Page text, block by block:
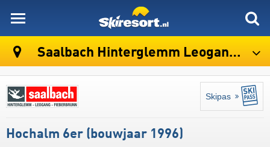
Saalbach Hinterglemm Leogang Fieberbrunn (Skicircus)
Skipas
Hochalm 6er (bouwjaar 1996)